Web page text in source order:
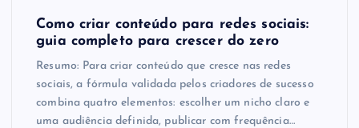
Como criar conteúdo para redes sociais:
guia completo para crescer do zero
Resumo: Para criar conteúdo que cresce nas redes
sociais, a fórmula validada pelos criadores de sucesso
combina quatro elementos: escolher um nicho claro e
uma audiência definida, publicar com frequência…